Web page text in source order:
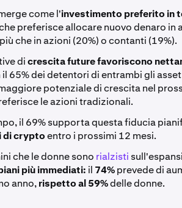
come l'investimento preferito in
preferisce allocare nuovo denaro
che in azioni (20%) o contanti (19%).
dicrescita future favoriscono
il 65% dei detentori di entrambi gli
potenziale di crescita nel
le azioni tradizionali.
il 69% supporta questa fiducia
di cryptoentro i prossimi 12 mesi.
che le donne sono rialzisti
più immediati: il 74%prevede di
anno,rispetto al 59%delle donne.